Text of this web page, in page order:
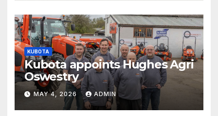
KUBOTA
Kubota appoints Hughes Agri
Oswestry
MAY 4, 2026 ADMIN